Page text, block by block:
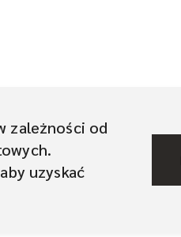
zależności od
uzyskać